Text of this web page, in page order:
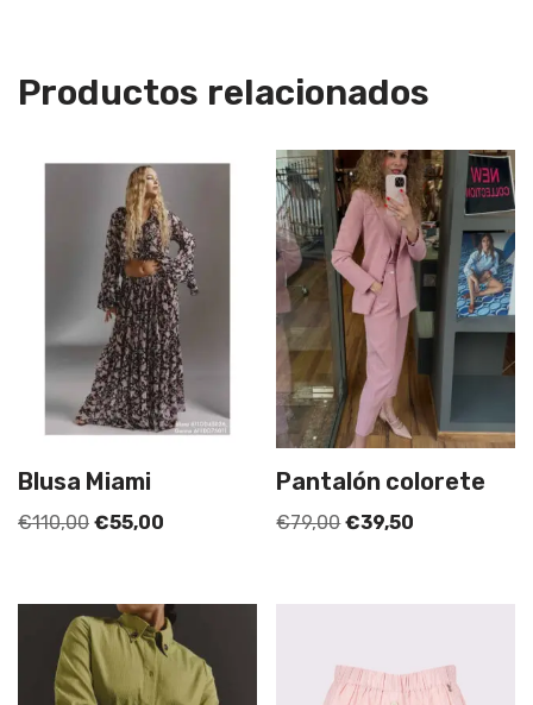
Productos relacionados
Blusa Miami
€110,00 €55,00
Pantalón colorete
€79,00 €39,50